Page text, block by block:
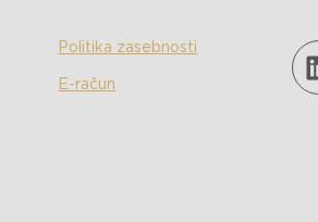
Politika zasebnosti
E-račun